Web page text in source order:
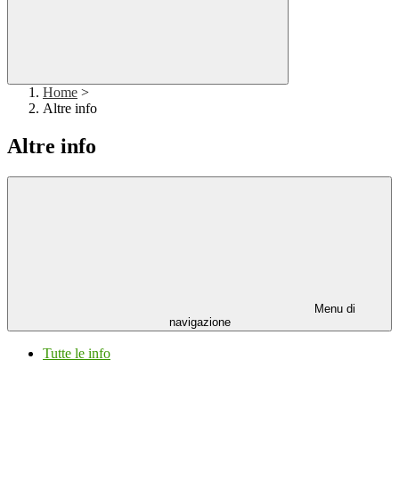
Home >
Altre info
Altre info
Menu di
navigazione
Tutte le info